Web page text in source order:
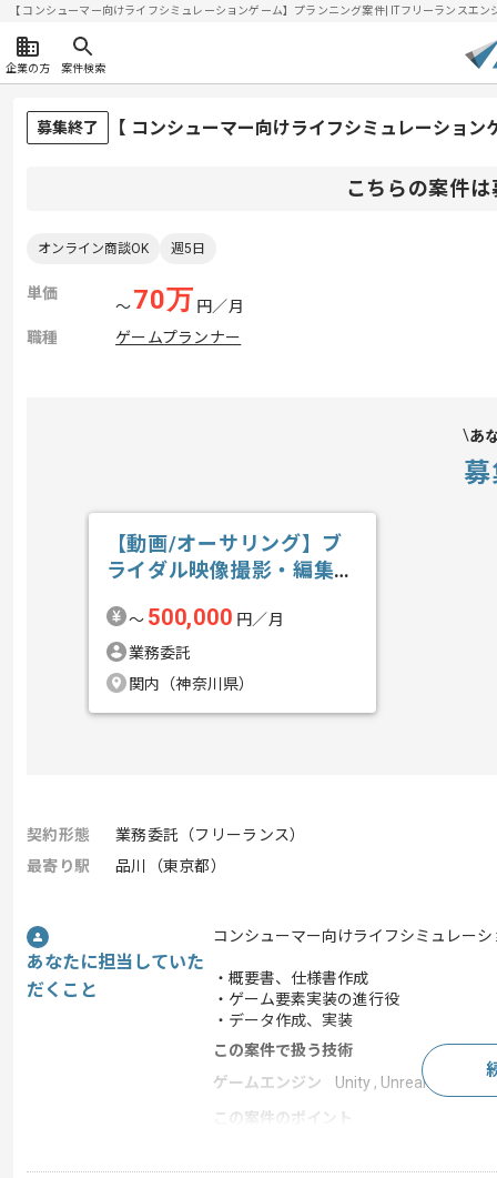
【 コンシューマー向けライフシミュレーションゲーム】プランニング案件| ITフリーランスエ
企業の方 案件検索
募集終了 【 コンシューマー向けライフシミュレーショ
こちらの案件
オンライン商談OK 週5日
単価
〜70万 円／月
職種
ゲームプランナー
あ
【動画/オーサリング】ブ
ライダル映像撮影・編集の
〜 500,000 円／月
業務委託
関内（神奈川県）
契約形態
業務委託（フリーランス）
最寄り駅
品川（東京都）
あなたに担当していた
だくこと
コンシューマー向けライフシミュレー
・概要書、仕様書作成
・ゲーム要素実装の進行役
・データ作成、実装
この案件で扱う技術
ゲームエンジン
Unity , Unreal Engine
この案件のポイント